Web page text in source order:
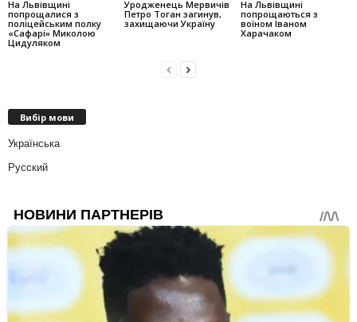
На Львівщині
попрощалися з
поліцейським полку
«Сафарі» Миколою
Цидуляком
Уродженець Мервичів
Петро Тоган загинув,
захищаючи Україну
На Львівщині
попрощаються з
воїном Іваном
Харачаком
Вибір мови
Українська
Русский